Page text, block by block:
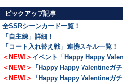
ピックアップ記事
全SSRシーンカード一覧！
「自主練」詳細！
「コート入れ替え戦」連携スキル一覧！
＜NEW!＞ イベント「Happy Happy
＜NEW!＞
「Happy Happy Valentineガ
＜NEW!＞
「Happy Happy Valentineガ